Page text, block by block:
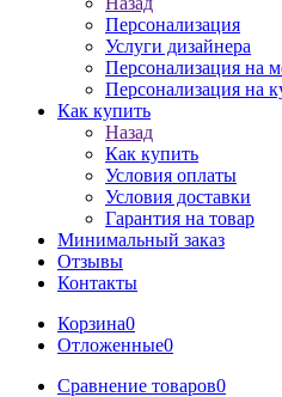
Персонализация
Услуги дизайнера
Персонализация на
Персонализация на
Как купить
Назад
Как купить
Условия оплаты
Условия доставки
Гарантия на товар
Минимальный заказ
Отзывы
Контакты
Корзина0
Отложенные0
Сравнение товаров0